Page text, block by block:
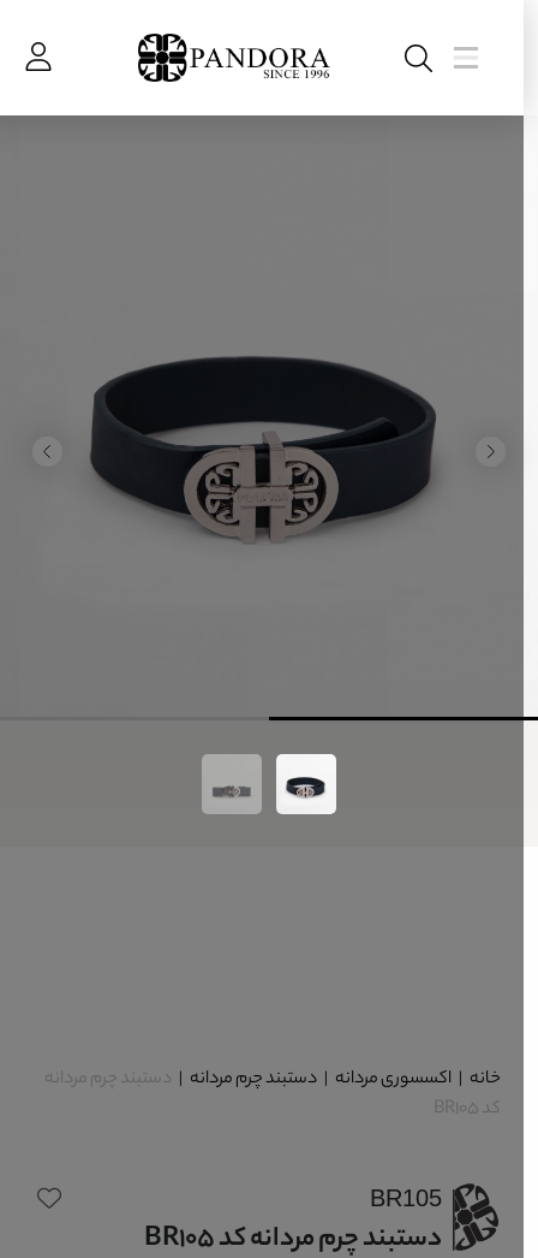
خانه | اکسسوری مردانه| دستبند چرم مردانه| دستبند چرم مردانه
کد BR105
BR105
دستبند چرم مردانه کد BR105